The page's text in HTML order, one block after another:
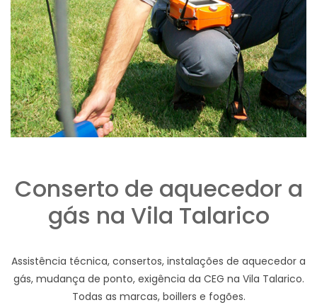
Conserto de aquecedor a
gás na Vila Talarico
Assistência técnica, consertos, instalações de aquecedor a
gás, mudança de ponto, exigência da CEG na Vila Talarico.
Todas as marcas, boillers e fogões.